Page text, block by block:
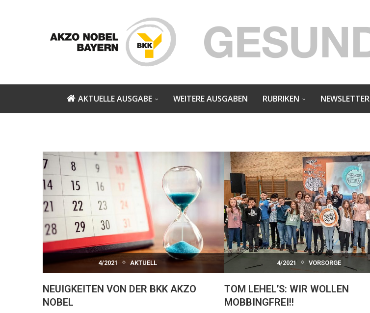
AKTUELLE AUSGABE WEITERE AUSGABEN RUBRIKEN NEWSLETTER
4/2021 AKTUELL
NEUIGKEITEN VON DER BKK AKZO
NOBEL
4/2021 VORSORGE
TOM LEHEL’S: WIR WOLLEN
MOBBINGFREI!!